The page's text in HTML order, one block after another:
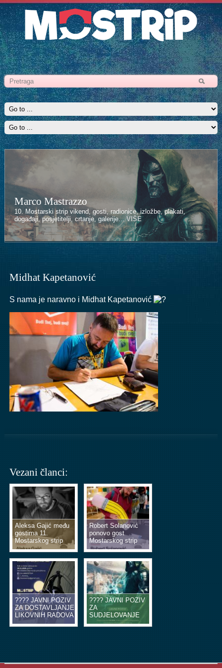
Marco Mastrazzo
10. Mostarski strip vikend, gosti, radionice, izložbe, plakati,
događaji, posjetitelji, crtanje, galerije...VIŠE
Midhat Kapetanović
S nama je naravno i Midhat Kapetanović
Vezani članci:
Aleksa Gajić među
gostima 11.
Mostarskog strip
vikenda
Robert Solanović
ponovo gost
Mostarskog strip
vikenda
???? JAVNI POZIV
ZA DOSTAVLJANJE
LIKOVNIH RADOVA
U OBLIKU
???? JAVNI POZIV
ZA
SUDJELOVANJE
NA EDUKACIJSKIM